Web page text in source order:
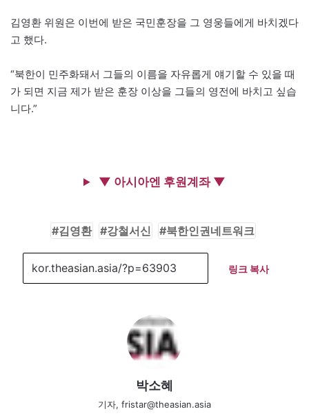
김영환 위원은 이번에 받은 국민훈장을 그 영웅들에게 바치겠다
고 했다.
“북한이 민주화돼서 그들의 이름을 자유롭게 얘기할 수 있을 때
가 되면 지금 제가 받은 훈장 이상을 그들의 영전에 바치고 싶습
니다.”
▼ 아시아엔 후원계좌 ▼
김영환 강철서신 북한인권네트워크
링크 복사
박소혜
기자, fristar@theasian.asia